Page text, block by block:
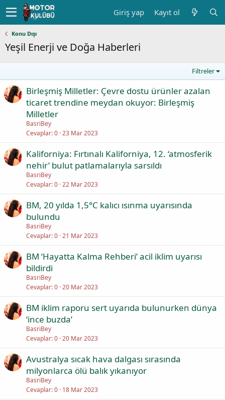
Giriş yap Kayıt ol
Konu Dışı
Yeşil Enerji ve Doğa Haberleri
Filtreler
Birleşmiş Milletler: Çevre dostu ürünler azalan
ticaret trendine meydan okuyor: Birleşmiş
Milletler
BasriBey
Cevaplar 0 23 Mar 2023
Kaliforniya: Fırtınalı Kaliforniya, 12. ‘atmosferik
nehir’ bulut patlamalarıyla sarsıldı
BasriBey
Cevaplar 0 22 Mar 2023
BM, 20 yılda 1,5°C kalıcı ısınma uyarısında
bulundu
BasriBey
Cevaplar 0 21 Mar 2023
BM ‘Hayatta Kalma Rehberi’ acil iklim uyarısı
bildirdi
BasriBey
Cevaplar 0 20 Mar 2023
BM iklim raporu sert uyarıda bulunurken dünya
‘ince buzda’
BasriBey
Cevaplar 0 20 Mar 2023
Avustralya sıcak hava dalgası sırasında
milyonlarca ölü balık yıkanıyor
BasriBey
Cevaplar 0 18 Mar 2023